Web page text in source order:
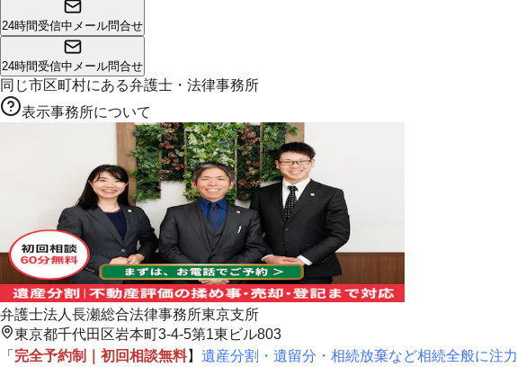
24時間受信中 メール問合せ
24時間受信中 メール問合せ
同じ市区町村にある弁護士・法律事務所
表示事務所について
弁護士法人長瀬総合法律事務所東京支所
東京都千代田区岩本町3-4-5第1東ビル803
「 完全予約制｜初回相談無料】 遺産分割・遺留分・相続放棄など相続全般に注力